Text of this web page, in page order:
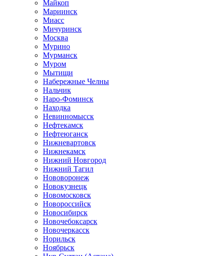
Майкоп
Мариинск
Миасс
Мичуринск
Москва
Мурино
Мурманск
Муром
Мытищи
Набережные Челны
Нальчик
Наро-Фоминск
Находка
Невинномысск
Нефтекамск
Нефтеюганск
Нижневартовск
Нижнекамск
Нижний Новгород
Нижний Тагил
Нововоронеж
Новокузнецк
Новомосковск
Новороссийск
Новосибирск
Новочебоксарск
Новочеркасск
Норильск
Ноябрьск